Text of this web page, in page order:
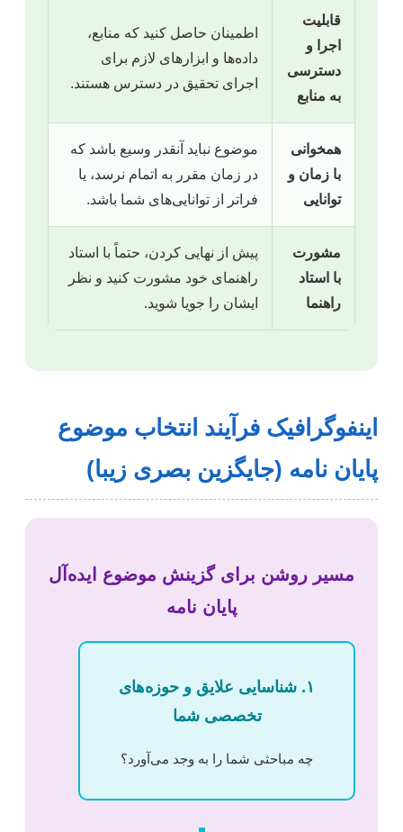
قابلیت
اجرا و
دسترسی
به منابع
اطمینان حاصل کنید که منابع،
داده‌ها و ابزارهای لازم برای
اجرای تحقیق در دسترس هستند.
همخوانی
با زمان و
توانایی
موضوع نباید آنقدر وسیع باشد که
در زمان مقرر به اتمام نرسد، یا
فراتر از توانایی‌های شما باشد.
مشورت
با استاد
راهنما
پیش از نهایی کردن، حتماً با استاد
راهنمای خود مشورت کنید و نظر
ایشان را جویا شوید.
اینفوگرافیک فرآیند انتخاب موضوع
پایان نامه (جایگزین بصری زیبا)
مسیر روشن برای گزینش موضوع ایده‌آل
پایان نامه
۱. شناسایی علایق و حوزه‌های
تخصصی شما
چه مباحثی شما را به وجد می‌آورد؟